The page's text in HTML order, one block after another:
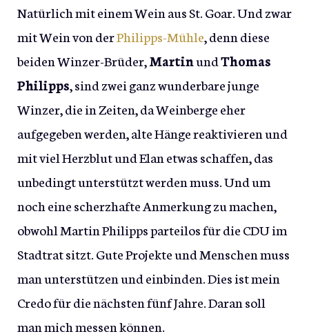
Natürlich mit einem Wein aus St. Goar. Und zwar
mit Wein von derPhilipps-Mühle, denn diese
beiden Winzer-Brüder,MartinundThomas
Philipps, sind zwei ganz wunderbare junge
Winzer, die in Zeiten, da Weinberge eher
aufgegeben werden, alte Hänge reaktivieren und
mit viel Herzblut und Elan etwas schaffen, das
unbedingt unterstützt werden muss. Und um
noch eine scherzhafte Anmerkung zu machen,
obwohl Martin Philipps parteilos für die CDU im
Stadtrat sitzt. Gute Projekte und Menschen muss
man unterstützen und einbinden. Dies ist mein
Credo für die nächsten fünf Jahre. Daran soll
man mich messen können.